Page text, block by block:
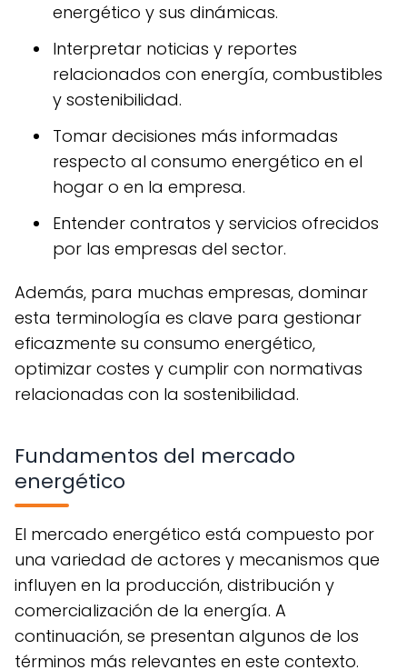
energético y sus dinámicas.
Interpretar noticias y reportes
relacionados con energía, combustibles
y sostenibilidad.
Tomar decisiones más informadas
respecto al consumo energético en el
hogar o en la empresa.
Entender contratos y servicios ofrecidos
por las empresas del sector.
Además, para muchas empresas, dominar
esta terminología es clave para gestionar
eficazmente su consumo energético,
optimizar costes y cumplir con normativas
relacionadas con la sostenibilidad.
Fundamentos del mercado
energético
El mercado energético está compuesto por
una variedad de actores y mecanismos que
influyen en la producción, distribución y
comercialización de la energía. A
continuación, se presentan algunos de los
términos más relevantes en este contexto.